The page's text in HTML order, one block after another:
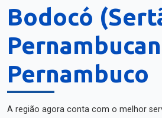
Bodocó
Pernambuco
A região agora conta com o melhor